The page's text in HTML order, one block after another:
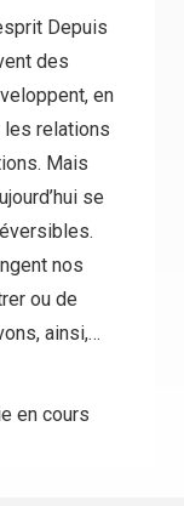
Depuis
des
en
relations
Mais
se
nos
ou de
ainsi,…
en cours